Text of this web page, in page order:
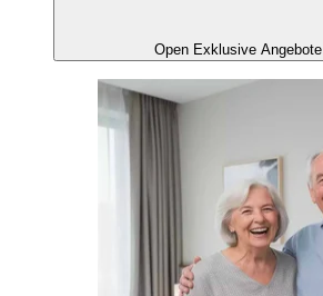
Open Exklusive Angebote